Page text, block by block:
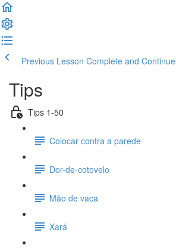
Previous Lesson Complete and Continue
Tips
Tips 1-50
Colocar contra a parede
Dor-de-cotovelo
Mão de vaca
Xará